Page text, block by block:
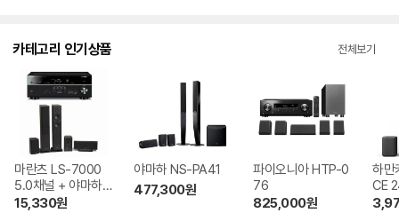
카테고리 인기상품 전체보기
마란츠 LS-7000
5.0채널 + 야마하
AV리시버
15,330원
야마하 NS-PA41
477,300원
파이오니아 HTP-0
76
825,000원
하만
CE